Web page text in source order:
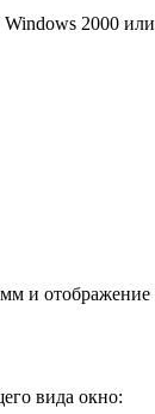
2000
и
вида окно: